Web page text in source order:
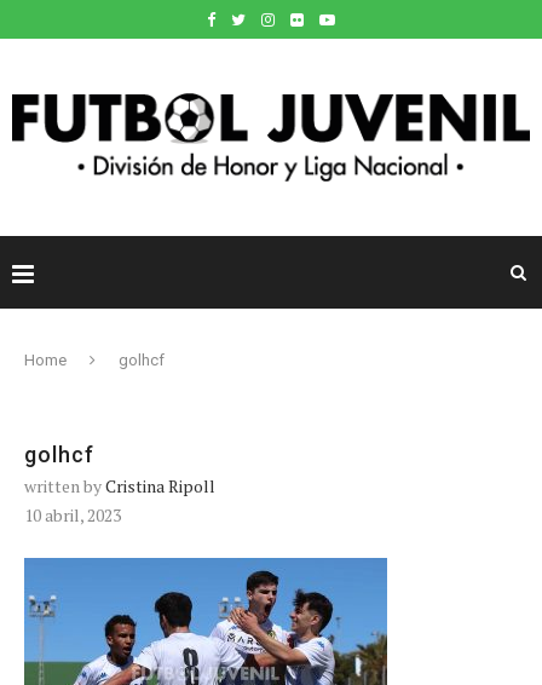
Home golhcf
golhcf
written byCristina Ripoll
10 abril, 2023